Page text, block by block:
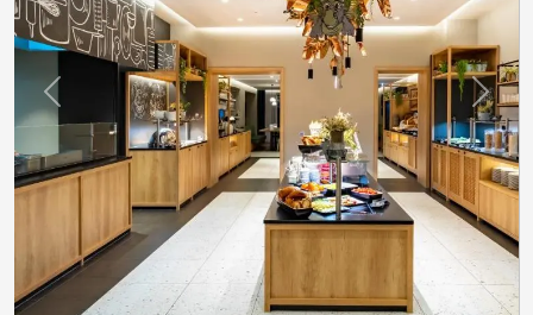
Previous Next